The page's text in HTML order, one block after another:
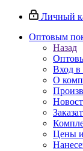
Личный
Оптовым
Назад
Вход в
О
Цены